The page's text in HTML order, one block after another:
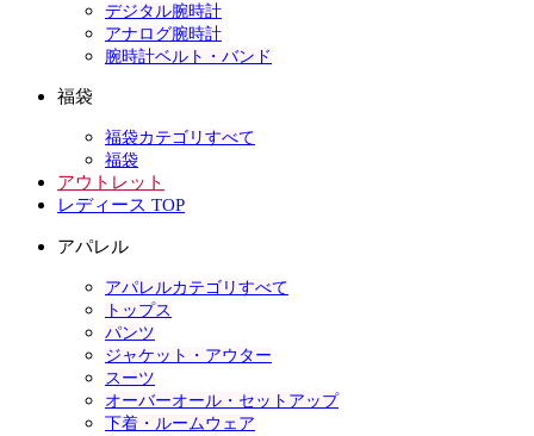
デジタル腕時計
アナログ腕時計
腕時計ベルト・バンド
福袋
福袋カテゴリすべて
福袋
アウトレット
レディース TOP
アパレル
アパレルカテゴリすべて
トップス
パンツ
ジャケット・アウター
スーツ
オーバーオール・セットアップ
下着・ルームウェア